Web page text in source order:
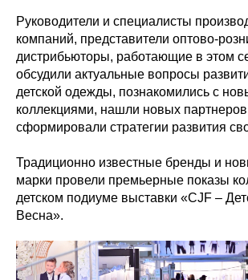
Руководители и специалисты
компаний, представители оптово-
дистрибьюторы, работающие в этом
обсудили актуальные вопросы
детской одежды, познакомились с
коллекциями, нашли новых
сформировали стратегии развития
Традиционно известные бренды и
марки провели премьерные показы
детском подиуме выставки «CJF –
Весна».